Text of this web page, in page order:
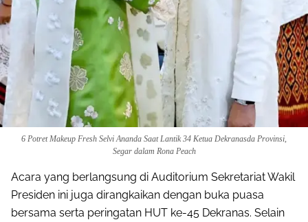
6 Potret Makeup Fresh Selvi Ananda Saat Lantik 34 Ketua Dekranasda Provinsi,
Segar dalam Rona Peach
Acara yang berlangsung di Auditorium Sekretariat Wakil
Presiden ini juga dirangkaikan dengan buka puasa
bersama serta peringatan HUT ke-45 Dekranas. Selain